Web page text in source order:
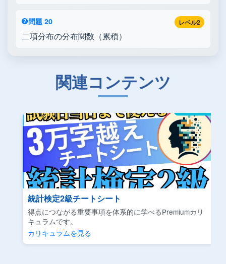
レベル2
問題 20
二項分布の分布関数（累積）
関連コンテンツ
統計検定2級チートシート
得点につながる重要事項を体系的に学べるPremiumカリ
キュラムです。
カリキュラムを見る